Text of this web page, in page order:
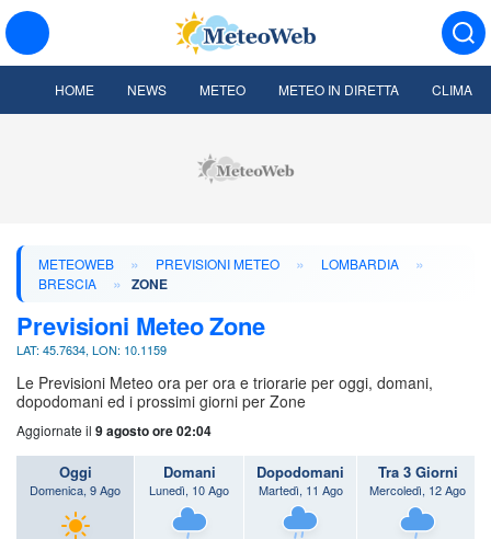
HOME NEWS METEO METEO IN DIRETTA CLIMA
METEOWEB » PREVISIONI METEO » LOMBARDIA »
BRESCIA » ZONE
Previsioni Meteo Zone
LAT: 45.7634, LON: 10.1159
Le Previsioni Meteo ora per ora e triorarie per oggi, domani,
dopodomani ed i prossimi giorni per Zone
Aggiornate il 9 agosto ore 02:04
Oggi
Domenica, 9 Ago
Domani
Lunedì, 10 Ago
Dopodomani
Martedì, 11 Ago
Tra 3 Giorni
Mercoledì, 12 Ago